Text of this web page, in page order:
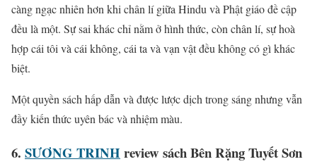
càng ngạc nhiên hơn khi chân lí giữa Hindu và Phật giáo đề cập
đều là một. Sự sai khác chỉ nằm ở hình thức, còn chân lí, sự hoà
hợp cái tôi và cái không, cái ta và vạn vật đều không có gì khác
biệt.
Một quyền sách hấp dẫn và được lược dịch trong sáng nhưng vẫn
đầy kiến thức uyên bác và nhiệm màu.
6. SƯƠNG TRINH review sách Bên Rặng Tuyết Sơn